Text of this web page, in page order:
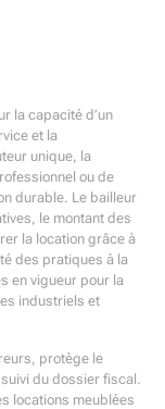
la capacité d’un
et la
unique, la
ou de
durable. Le bailleur
le montant des
la location grâce à
des pratiques à la
en vigueur pour la
industriels et
protège le
du dossier fiscal.
locations meublées